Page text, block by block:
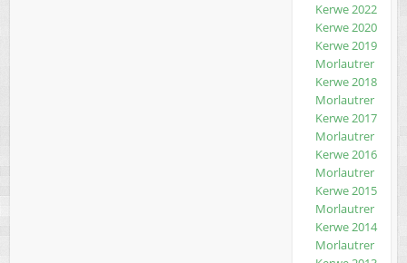
Kerwe 2022
Kerwe 2020
Kerwe 2019
Morlautrer
Kerwe 2018
Morlautrer
Kerwe 2017
Morlautrer
Kerwe 2016
Morlautrer
Kerwe 2015
Morlautrer
Kerwe 2014
Morlautrer